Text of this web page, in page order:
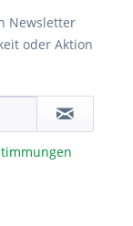
Newsletter
oder Aktion